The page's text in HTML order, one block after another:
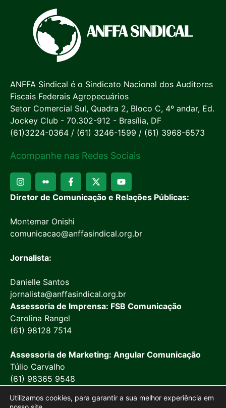
ANFFA Sindical é o Sindicato Nacional dos Auditores
Fiscais Federais Agropecuários
Setor Comercial Sul, Quadra 2, Bloco C, 4º andar, Ed.
Jockey Club - 70.302-912 - Brasília, DF
(61)3224-0364 / (61) 3246-1599 / (61) 3968-6573
Acompanhe nas Redes Sociais
Diretor de Comunicação e Relações Públicas:
Montemar Onishi
comunicacao@anffasindical.org.br
Jornalista:
Danielle Santos
jornalista@anffasindical.org.br
Assessoria de Imprensa: FSB Comunicação
Carolina Rangel
(61) 98128 7514
Assessoria de Marketing: Angular Comunicação
Túlio Carvalho
(61) 98365 9548
Utilizamos cookies, para garantir a sua melhor experiência em